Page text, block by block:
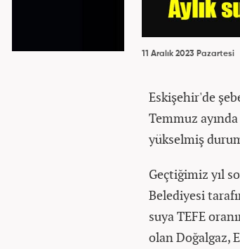
11 Aralık 2023 Pazartesi
Eskişehir'de
Temmuz
yükselmiş
Geçtiğimiz yıl
Belediyesi
suya TEFE
olan Doğalgaz,